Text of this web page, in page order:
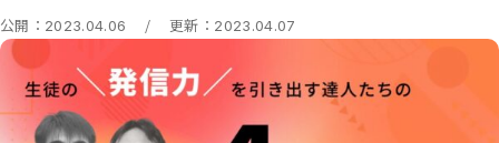
公開： 2023.04.06 / 更新： 2023.04.07